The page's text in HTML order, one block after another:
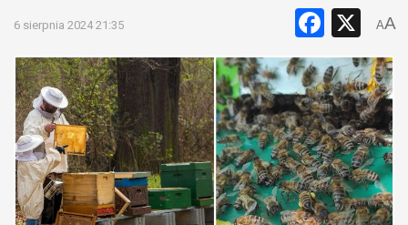
6 sierpnia 2024 21:35 X
AA